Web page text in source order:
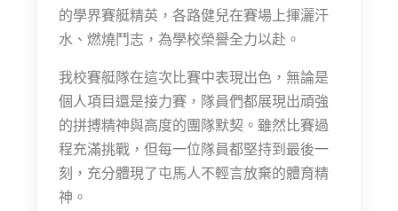
的學界賽艇精英，各路健兒在賽場上揮灑汗
水、燃燒鬥志，為學校榮譽全力以赴。
我校賽艇隊在這次比賽中表現出色，無論是
個人項目還是接力賽，隊員們都展現出頑強
的拼搏精神與高度的團隊默契。雖然比賽過
程充滿挑戰，但每一位隊員都堅持到最後一
刻，充分體現了屯馬人不輕言放棄的體育精
神。